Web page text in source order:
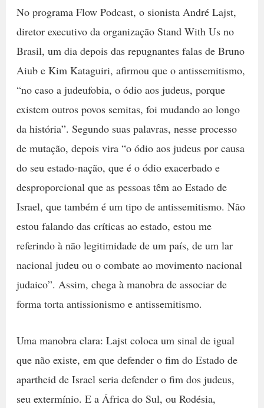
No programa Flow Podcast, o sionista André Lajst,
diretor executivo da organização Stand With Us no
Brasil, um dia depois das repugnantes falas de Bruno
Aiub e Kim Kataguiri, afirmou que o antissemitismo,
“no caso a judeufobia, o ódio aos judeus, porque
existem outros povos semitas, foi mudando ao longo
da história”. Segundo suas palavras, nesse processo
de mutação, depois vira “o ódio aos judeus por causa
do seu estado-nação, que é o ódio exacerbado e
desproporcional que as pessoas têm ao Estado de
Israel, que também é um tipo de antissemitismo. Não
estou falando das críticas ao estado, estou me
referindo à não legitimidade de um país, de um lar
nacional judeu ou o combate ao movimento nacional
judaico”. Assim, chega à manobra de associar de
forma torta antissionismo e antissemitismo.
Uma manobra clara: Lajst coloca um sinal de igual
que não existe, em que defender o fim do Estado de
apartheid de Israel seria defender o fim dos judeus,
seu extermínio. E a África do Sul, ou Rodésia,